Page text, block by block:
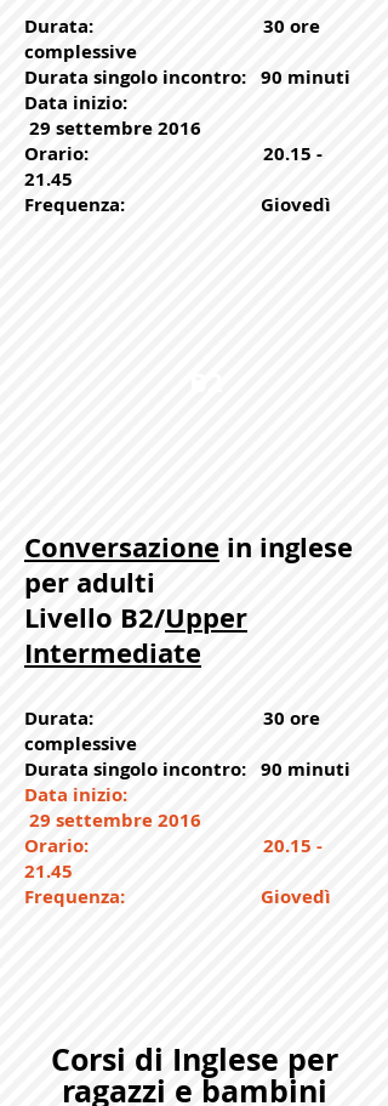
Durata: 30 ore
complessive
Durata singolo incontro: 90 minuti
Data inizio:
29 settembre 2016
Orario: 20.15 -
21.45
Frequenza: Giovedì
Conversazione in inglese
per adulti
Livello B2/Upper
Intermediate
Durata: 30 ore
complessive
Durata singolo incontro: 90 minuti
Data inizio:
29 settembre 2016
Orario: 20.15 -
21.45
Frequenza: Giovedì
Corsi di Inglese per
ragazzi e bambini